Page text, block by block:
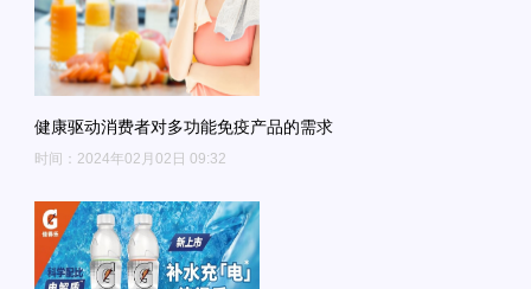
健康驱动消费者对多功能免疫产品的需求
时间：2024年02月02日 09:32